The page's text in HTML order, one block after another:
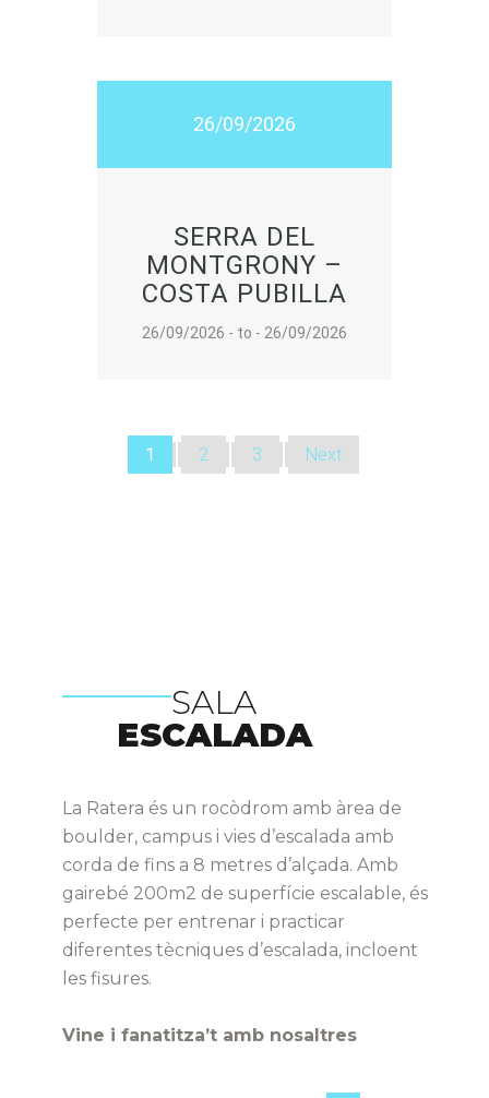
26/09/2026
SERRA DEL
MONTGRONY –
COSTA PUBILLA
26/09/2026 - to - 26/09/2026
1 2 3 Next
SALA
ESCALADA
La Ratera és un rocòdrom amb àrea de
boulder, campus i vies d’escalada amb
corda de fins a 8 metres d’alçada. Amb
gairebé 200m2 de superfície escalable, és
perfecte per entrenar i practicar
diferentes tècniques d’escalada, incloent
les fisures.
Vine i fanatitza’t amb nosaltres